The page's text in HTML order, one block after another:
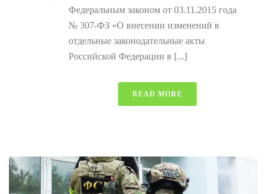
Федеральным законом от 03.11.2015 года
№ 307-ФЗ «О внесении изменений в
отдельные законодательные акты
Российской Федерации в [...]
READ MORE